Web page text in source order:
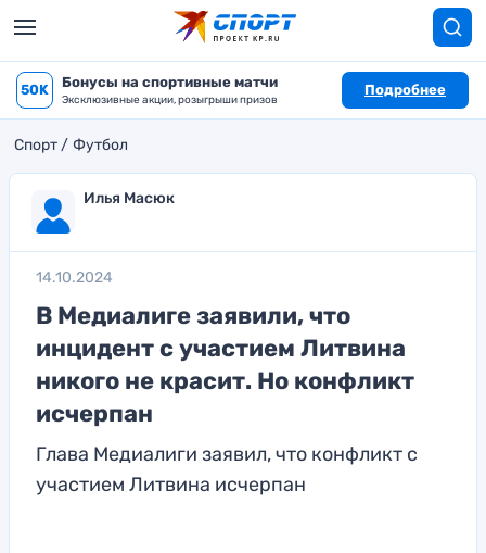
50K Бонусы на спортивные матчи
Эксклюзивные акции, розыгрыши призов
Подробнее
Спорт Футбол
Илья Масюк
14.10.2024
В Медиалиге заявили, что
инцидент с участием Литвина
никого не красит. Но конфликт
исчерпан
Глава Медиалиги заявил, что конфликт с
участием Литвина исчерпан